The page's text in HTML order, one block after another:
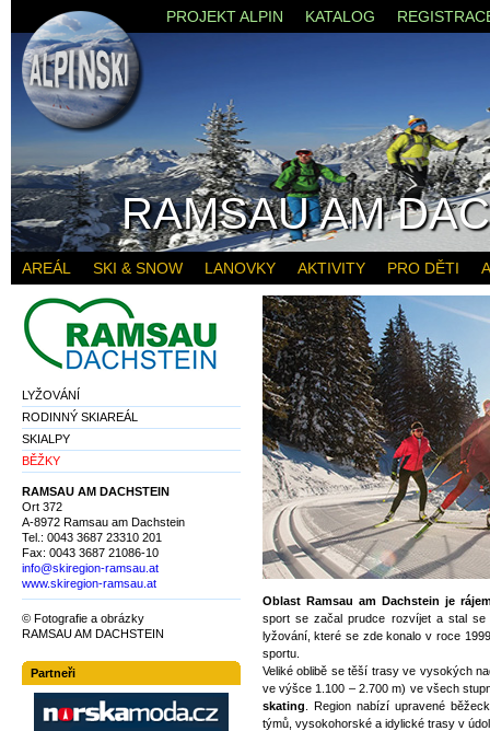
Oblast Ramsau am Dachstein je
sport se začal prudce rozvíjet a stal se
lyžování, které se zde konalo v roce
sportu.
Veliké oblibě se těší trasy ve vysokých
ve výšce 1.100 – 2.700 m) ve všech
skating . Region nabízí upravené
týmů, vysokohorské a idylické trasy v
LYŽOVÁNÍ
RODINNÝ SKIAREÁL
SKIALPY
BĚŽKY
RAMSAU AM DACHSTEIN
Ort 372
A-8972 Ramsau am Dachstein
Tel.: 0043 3687 23310 201
Fax: 0043 3687 21086-10
info@skiregion-ramsau.at
www.skiregion-ramsau.at
© Fotografie a obrázky
RAMSAU AM DACHSTEIN
Partneři
PROJEKT ALPIN KATALOG
AREÁL SKI & SNOW LANOVKY AKTIVITY PRO DĚTI
RAMSAU AM